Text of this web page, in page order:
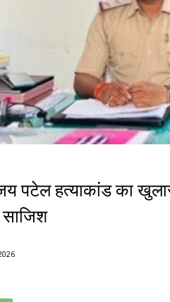
पटेल हत्याकांड का
साजिश